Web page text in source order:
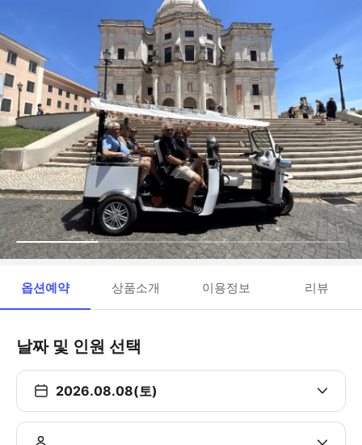
옵션예약 상품소개 이용정보 리뷰
날짜 및 인원 선택
2026.08.08(토)